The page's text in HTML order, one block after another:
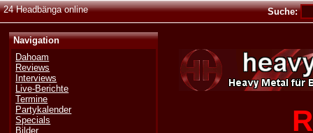
24 Headbänga online Suche:
Navigation
Dahoam
Reviews
Interviews
Live-Berichte
Termine
Partykalender
Specials
Bilder